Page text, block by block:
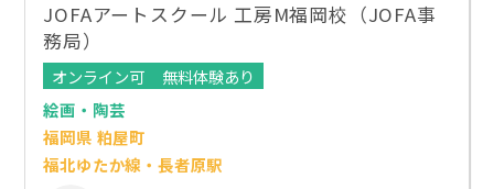
JOFAアートスクール 工房M福岡校（JOFA事
務局）
オンライン可
無料体験あり
絵画・陶芸
福岡県 粕屋町
福北ゆたか線・長者原駅